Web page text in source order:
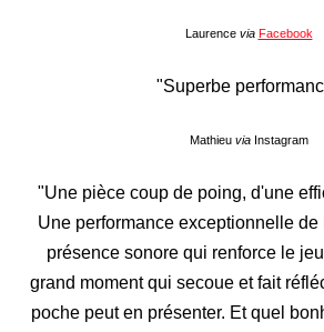
Laurence via Facebook
"Superbe
Mathieu via Instagram
"Une pièce coup de poing, d'une
Une performance exceptionnelle
présence sonore qui renforce le
grand moment qui secoue et fait
poche peut en présenter. Et quel